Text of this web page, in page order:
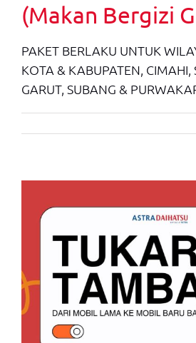
(Makan Bergizi
PAKET BERLAKU UNTUK
KOTA & KABUPATEN, CIMAHI,
GARUT, SUBANG &